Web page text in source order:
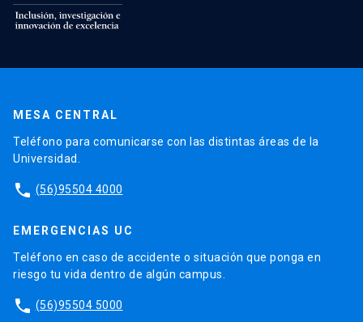
MESA CENTRAL
Teléfono para comunicarse con las distintas áreas de la
Universidad.
phone (56)95504 4000
EMERGENCIAS UC
Teléfono en caso de accidente o situación que ponga en
riesgo tu vida dentro de algún campus.
phone (56)95504 5000